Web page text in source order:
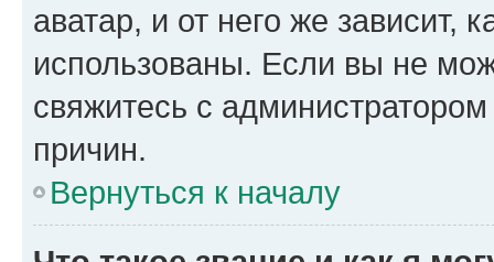
аватар, и от него же зависит,
использованы. Если вы не
свяжитесь с
причин.
Вернуться к началу